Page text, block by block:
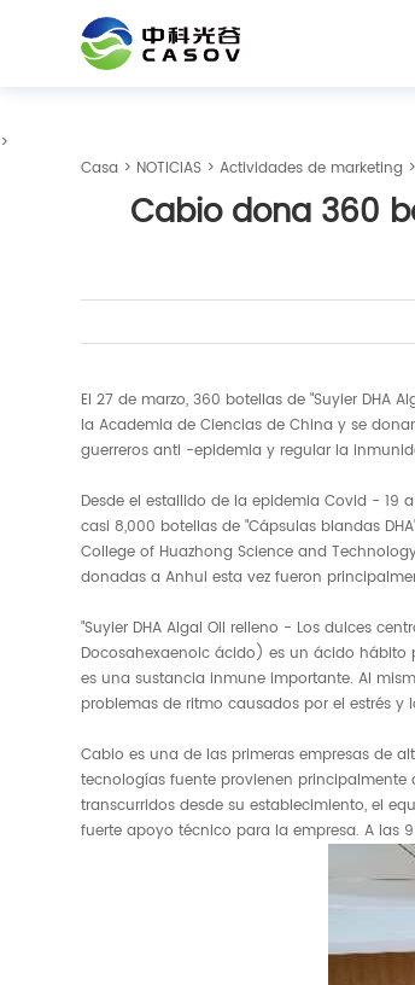
>
Casa > NOTICIAS >Actividades de marketing
Cabio dona 360
El 27 de marzo, 360 botellas de "Suyier
la Academia de Ciencias de China y se
guerreros anti -epidemia y regular la
Desde el estallido de la epidemia Covid - 19
casi 8,000 botellas de "Cápsulas blandas
College of Huazhong Science and
donadas a Anhui esta vez fueron
"Suyier DHA Algal Oil relleno - Los dulces
Docosahexaenoic ácido) es un ácido
es una sustancia inmune importante. Al
problemas de ritmo causados ​​por el estrés y
Cabio es una de las primeras empresas de
tecnologías fuente provienen principalmente
transcurridos desde su establecimiento, el
fuerte apoyo técnico para la empresa. A las